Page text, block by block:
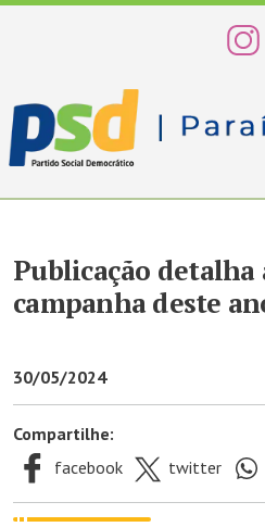
Publicação detalha
campanha deste
30/05/2024
Compartilhe:
facebook
twitter